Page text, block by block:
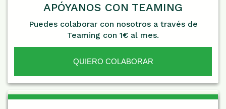
APÓYANOS CON TEAMING
Puedes colaborar con nosotros a través de
Teaming con 1€ al mes.
QUIERO COLABORAR
De Interés